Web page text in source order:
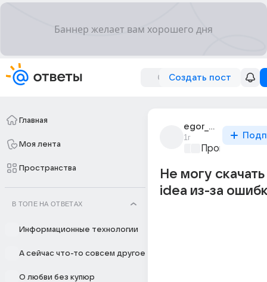
Создать пост
Главная
Моя лента
Пространства
В ТОПЕ НА ОТВЕТАХ
Информационные технологии
А сейчас что-то совсем другое
О любви без купюр
egor_mudvud
1г
Не могу
idea из-за